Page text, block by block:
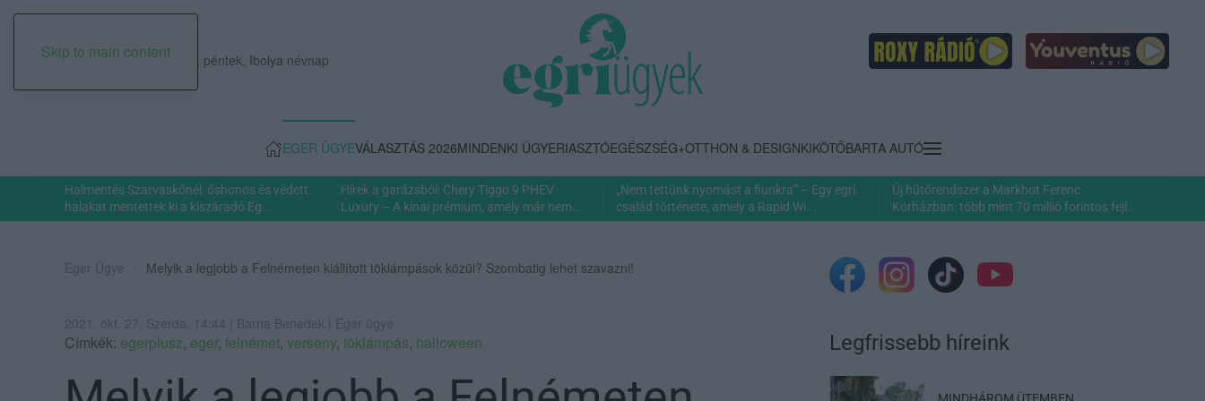
Skip to main content
2026. augusztus 07., péntek, Ibolya névnap
EGER ÜGYEVÁLASZTÁS 2026MINDENKI ÜGYERIASZTÓEGÉSZSÉG+OTTHON & DESIGNKIKÖTŐBARTA AUTÓ
Halmentés Szarvaskőnél: őshonos és védett
halakat mentettek ki a kiszáradó Eg...
Hírek a garázsból: Chery Tiggo 9 PHEV
Luxury – A kínai prémium, amely már nem...
„Nem tettünk nyomást a fiunkra” – Egy egri
család története, amely a Rapid Wi...
Új hűtőrendszer a Markhot Ferenc
Kórházban: több mint 70 millió forintos fejl...
Eger Ügye Melyik a legjobb a Felnémeten kiállított töklámpások közül? Szombatig lehet szavazni!
2021. okt. 27. Szerda, 14:44 | Barna Benedek | Eger ügye
Címkék: egerplusz, eger, felnémet, verseny, töklámpás, halloween Legfrissebb híreink
MINDHÁROM ÜTEMBEN